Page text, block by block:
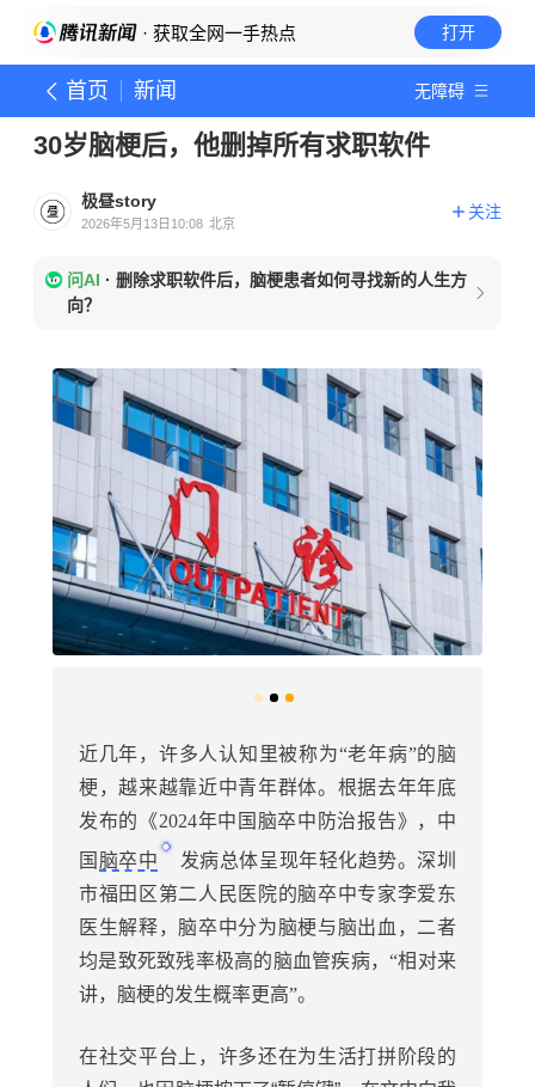
· 获取全网一手热点 打开
首页 新闻 无障碍
30岁脑梗后，他删掉所有求职软件
极昼story
2026年5月13日10:08 北京
关注
问AI · 删除求职软件后，脑梗患者如何寻找新的人生方
向？
近几年，许多人认知里被称为“老年病”的脑
梗，越来越靠近中青年群体。根据去年年底
发布的《2024年中国脑卒中防治报告》，中
国 脑卒中
发病总体呈现年轻化趋势。深圳
市福田区第二人民医院的脑卒中专家李爱东
医生解释，脑卒中分为脑梗与脑出血，二者
均是致死致残率极高的脑血管疾病，“相对来
讲，脑梗的发生概率更高”。
在社交平台上，许多还在为生活打拼阶段的